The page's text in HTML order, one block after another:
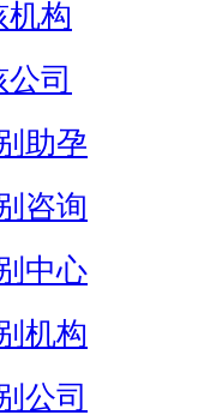
机构
司
助孕
咨询
中心
机构
公司